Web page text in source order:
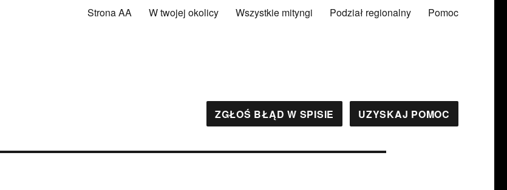
Strona AA W twojej okolicy Wszystkie mityngi Podział regionalny Pomoc
ZGŁOŚ BŁĄD W SPISIE UZYSKAJ POMOC